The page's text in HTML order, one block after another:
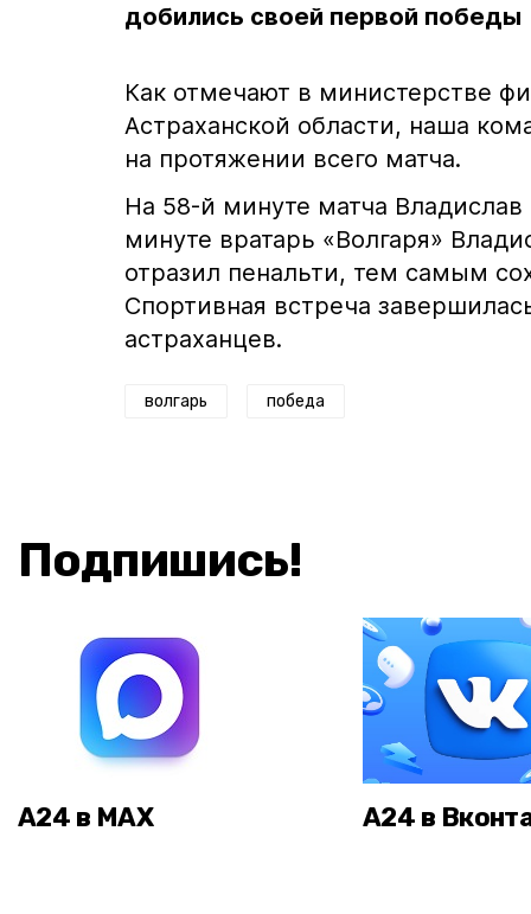
добились своей первой победы
Как отмечают в министерстве
Астраханской области, наша
на протяжении всего матча.
На 58-й минуте матча
минуте вратарь «Волгаря»
отразил пенальти, тем самым
Спортивная встреча
астраханцев.
волгарь победа
Подпишись!
А24 в MAX А24 в